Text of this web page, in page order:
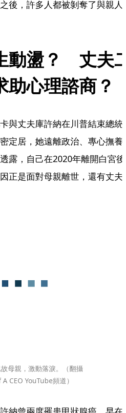
後，許多人都被剝奪了與親人
動盪？　丈夫
助心理諮商？
與丈夫庫許納在川普結束總統
定居，她遠離政治、專心撫養
露，自己在2020年離開白宮後
正是面對母親離世，還有丈夫
母親，激動落淚。（翻攝
CEO YouTube頻道）